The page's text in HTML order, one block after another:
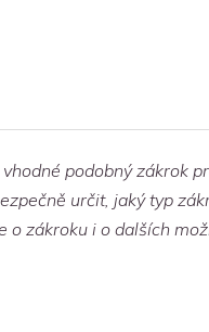
podobný zákrok
určit, jaký typ
o zákroku i o dalších